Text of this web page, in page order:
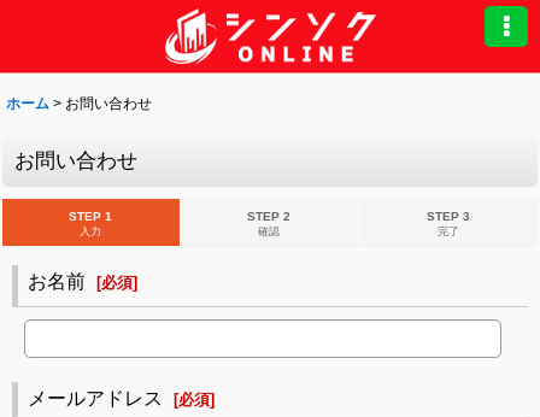
ホーム > お問い合わせ
お問い合わせ
STEP 1
入力
STEP 2
確認
STEP 3
完了
お名前 [必須]
メールアドレス [必須]